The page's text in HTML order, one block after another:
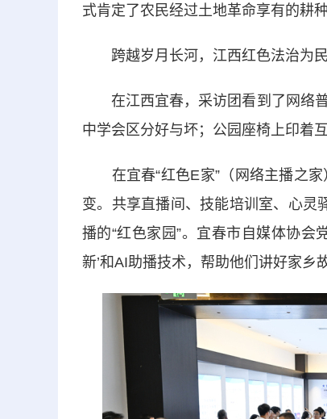
式肯定了农民经过土地革命享有的耕
跨越岁月长河，江西红色法治为民
在江西宜春，采访团看到了网络普
中学会区分好与坏；公园座椅上印着
在宜春“红色E家”（网络主播之家
变。共享直播间、技能培训室、心
播的“红色家园”。宜春市自媒体协会
新’和AI助播技术，帮助他们讲好家乡